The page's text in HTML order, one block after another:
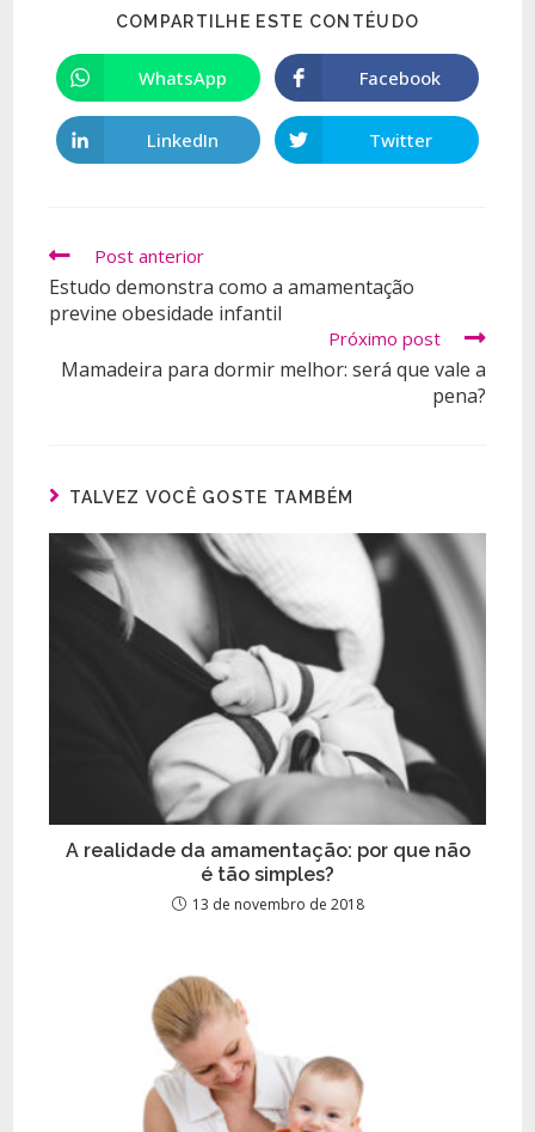
COMPARTILHE ESTE CONTÉUDO
WhatsApp Facebook
LinkedIn Twitter
Post anterior
Estudo demonstra como a amamentação
previne obesidade infantil
Próximo post
Mamadeira para dormir melhor: será que vale a
pena?
TALVEZ VOCÊ GOSTE TAMBÉM
A realidade da amamentação: por que não
é tão simples?
13 de novembro de 2018